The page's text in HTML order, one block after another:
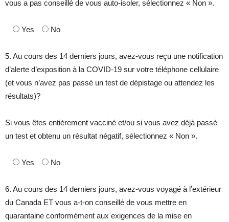
vous a pas conseillé de vous auto-isoler, sélectionnez « Non ».
Yes No
5. Au cours des 14 derniers jours, avez-vous reçu une notification
d’alerte d’exposition à la COVID-19 sur votre téléphone cellulaire
(et vous n’avez pas passé un test de dépistage ou attendez les
résultats)?
Si vous êtes entièrement vacciné et/ou si vous avez déjà passé
un test et obtenu un résultat négatif, sélectionnez « Non ».
Yes No
6. Au cours des 14 derniers jours, avez-vous voyagé à l’extérieur
du Canada ET vous a-t-on conseillé de vous mettre en
quarantaine conformément aux exigences de la mise en